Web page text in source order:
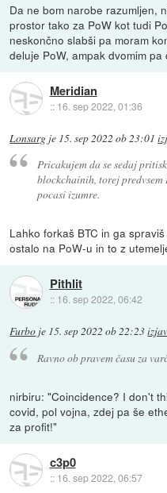
Da ne bom narobe razumljen,
prostor tako za PoW kot tudi
neskončno slabši pa moram
deluje PoW, ampak dvomim
Meridian
:: 16. sep 2022, 01:36
Lonsarg je 15. sep 2022 ob 23:01
Pricakujem da se sedaj
blockchainih, torej predvsem
pocasi izumre.
Lahko forkaš BTC in ga
ostalo na PoW-u in to z
Pithlit
:: 16. sep 2022, 06:42
Furbo je 15. sep 2022 ob 22:23
Ravno ob pravem času za
nirbiru: "Coincidence? I don't
covid, pol vojna, zdej pa še
za profit!"
c3p0
:: 16. sep 2022, 06:57